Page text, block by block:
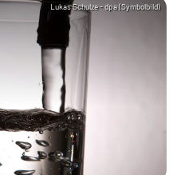
Lukas Schulze - dpa (Symbolbild)